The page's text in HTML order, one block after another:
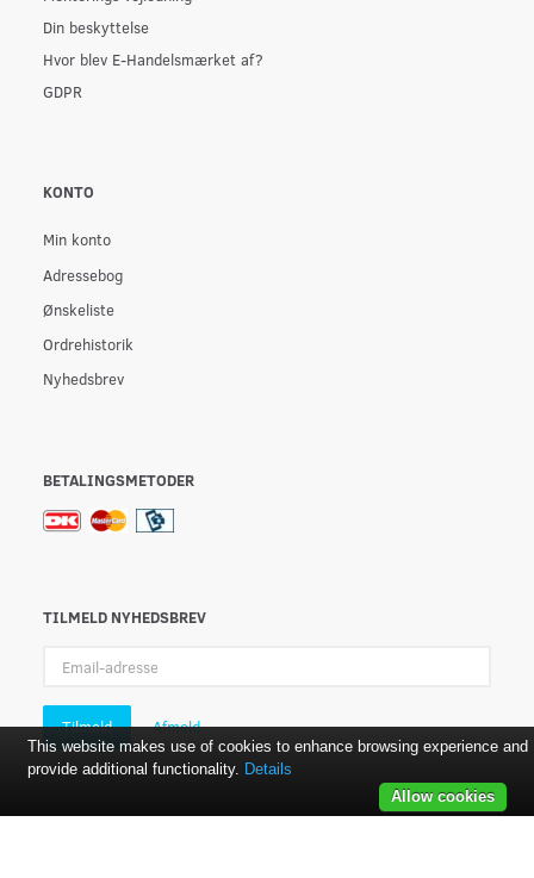
Din beskyttelse
Hvor blev E-Handelsmærket af?
GDPR
KONTO
Min konto
Adressebog
Ønskeliste
Ordrehistorik
Nyhedsbrev
BETALINGSMETODER
TILMELD NYHEDSBREV
adresse
Tilmeld Afmeld
This website makes use of cookies to enhance browsing experience and
provide additional functionality. Details
Allow cookies